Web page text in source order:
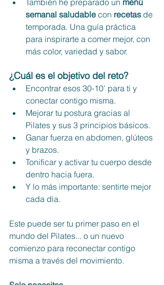
semanal saludable con recetas de
temporada. Una guía práctica
para inspirarte a comer mejor, con
más color, variedad y sabor.
¿Cuál es el objetivo del reto?
Encontrar esos 30-10' para ti y
conectar contigo misma.
Mejorar tu postura gracias al
Pilates y sus 3 principios básicos.
Ganar fuerza en abdomen, glúteos
y brazos.
Tonificar y activar tu cuerpo desde
dentro hacia fuera.
Y lo más importante: sentirte mejor
cada día.
Este puede ser tu primer paso en el
mundo del Pilates... o un nuevo
comienzo para reconectar contigo
misma a través del movimiento.